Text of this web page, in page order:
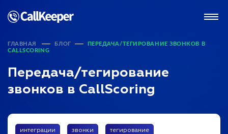
ГЛАВНАЯ БЛОГ
ПЕРЕДАЧА/ТЕГИРОВАНИЕ ЗВОНКОВ В
CALLSCORING
Передача/тегирование
звонков в CallScoring
интеграции звонки тегирование